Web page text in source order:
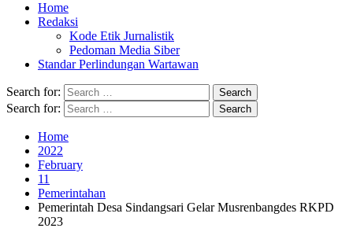
Home
Redaksi
Kode Etik Jurnalistik
Pedoman Media Siber
Standar Perlindungan Wartawan
Search for:
Search for:
Home
2022
February
11
Pemerintahan
Pemerintah Desa Sindangsari Gelar Musrenbangdes RKPD
2023